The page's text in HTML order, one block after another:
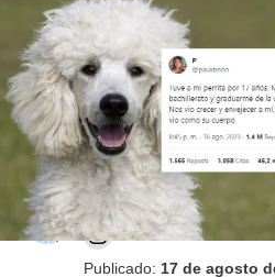
convertido en una
sociales
Juan Ceñal
Publicado: 17 de agosto